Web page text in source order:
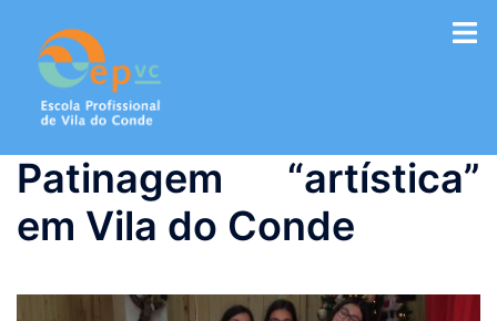
conteúdo
Patinagem “artística”
em Vila do Conde